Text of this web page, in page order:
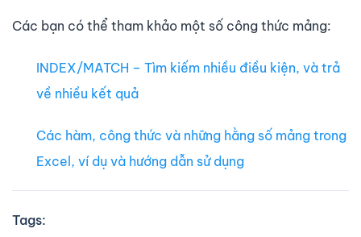
Các bạn có thể tham khảo một số công thức mảng:
INDEX/MATCH – Tìm kiếm nhiều điều kiện, và trả
về nhiều kết quả
Các hàm, công thức và những hằng số mảng trong
Excel, ví dụ và hướng dẫn sử dụng
Tags: